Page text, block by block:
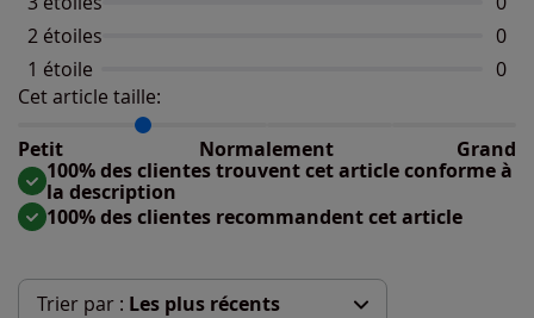
2 étoiles
0
1 étoile
0
Cet article taille:
Petit
Normalement Grand
Répartition du taillant selon les avis clients
Taille normalement : 50%
Taille petit : 50%
Taille grand : 0%
100% des clientes trouvent cet article conforme à
la description
100% des clientes recommandent cet article
Trier par : Les plus récents